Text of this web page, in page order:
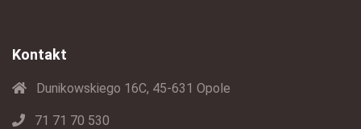
Kontakt
Dunikowskiego 16C, 45-631 Opole
71 71 70 530